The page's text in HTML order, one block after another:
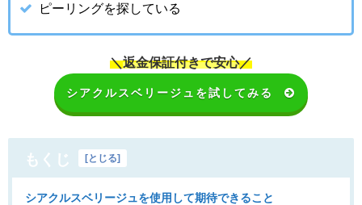
ピーリングを探している
＼返金保証付きで安心／
シアクルスベリージュを試してみる
もくじ [とじる]
シアクルスベリージュを使用して期待できること